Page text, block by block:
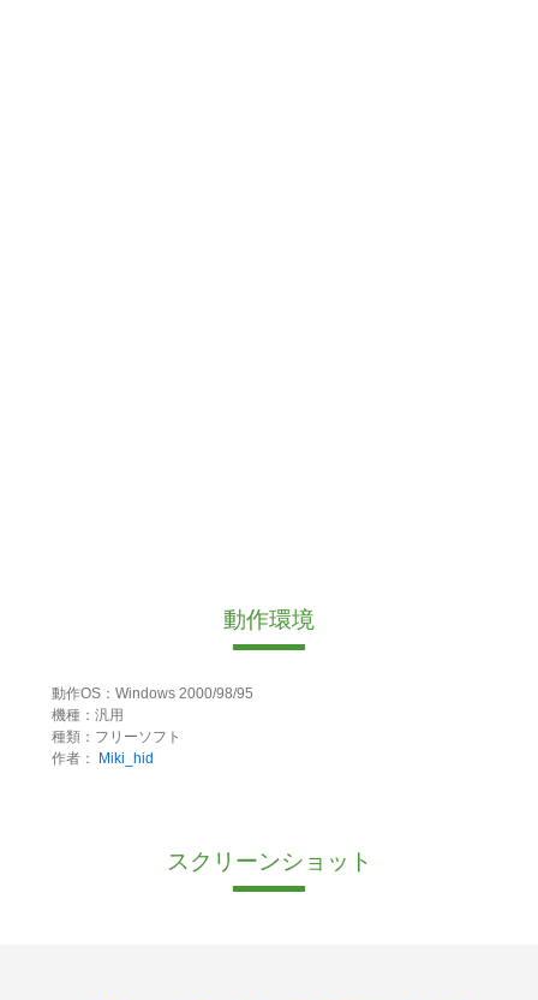
動作環境
動作OS：Windows 2000/98/95
機種：汎用
種類：フリーソフト
作者：
Miki_hid
スクリーンショット